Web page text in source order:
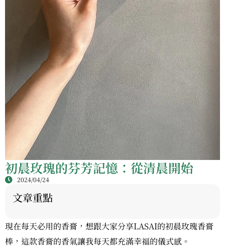
初晨玫瑰的芬芳記憶：從清晨開始
2024/04/24
文章重點
現在每天必用的香膏，想跟大家分享LASAI的初晨玫瑰香膏
棒，這款香膏的香氣讓我每天都充滿幸福的儀式感。